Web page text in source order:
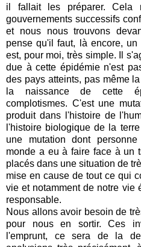
il fallait les préparer.
gouvernements successifs
et nous nous trouvons
pense qu'il faut, là encore,
est, pour moi, très simple. Il
due à cette épidémie n'est
des pays atteints, pas même
la naissance de cette
complotismes. C'est une
produit dans l'histoire de
l'histoire biologique de la
une mutation dont
monde a eu à faire face à un
placés dans une situation de
mise en cause de tout ce qui
vie et notamment de notre vie
responsable.
Nous allons avoir besoin de
pour nous en sortir. Ces
l'emprunt, ce sera de la